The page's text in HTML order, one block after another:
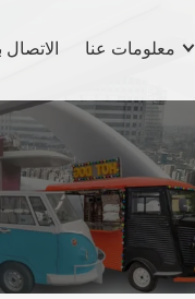
الاتصال معلومات عنا